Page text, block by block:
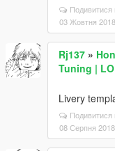
Подивитися
03 Жовтня 2018
Rj137 »
Tuning |
Livery
Подивитися
08 Серпня 2018